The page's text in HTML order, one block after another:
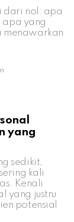
dari nol: apa
apa yang
menawarkan
yang
sedikit,
kali
Kenali
yang justru
potensial